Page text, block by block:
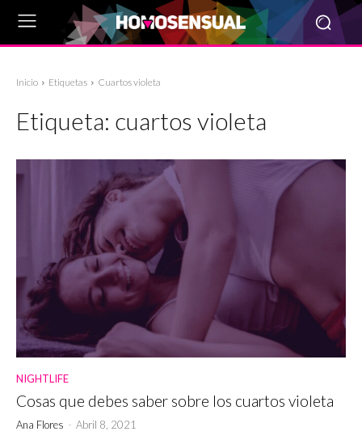
Inicio Etiquetas Cuartos violeta
Etiqueta: cuartos violeta
NIGHTLIFE
Cosas que debes saber sobre los cuartos violeta
Ana Flores - Abril 8, 2021